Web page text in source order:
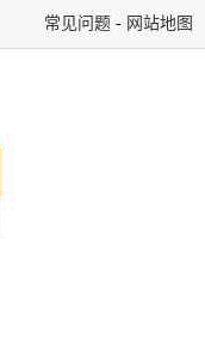
常见问题 - 网站地图